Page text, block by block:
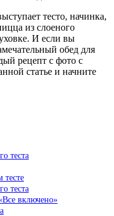
тесто, начинка,
из слоеного
И если вы
обед для
рецепт с фото с
статье и начните
теста
теста
включено»